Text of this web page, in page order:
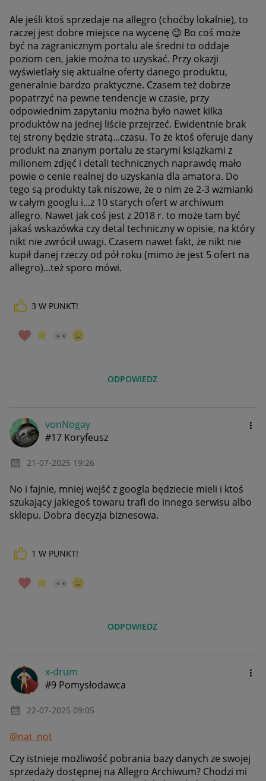
Ale jeśli ktoś sprzedaje na allegro (choćby lokalnie), to
raczej jest dobre miejsce na wycenę 😉 Bo coś może
być na zagranicznym portalu ale średni to oddaje
poziom cen, jakie można to uzyskać. Przy okazji
wyświetlały się aktualne oferty danego produktu,
generalnie bardzo praktyczne. Czasem też dobrze
popatrzyć na pewne tendencje w czasie, przy
odpowiednim zapytaniu można było nawet kilka
produktów na jednej liście przejrzeć. Ewidentnie brak
tej strony będzie stratą...czasu. To że ktoś oferuje dany
produkt na znanym portalu ze starymi książkami z
milionem zdjęć i detali technicznych naprawdę mało
powie o cenie realnej do uzyskania dla amatora. Do
tego są produkty tak niszowe, że o nim ze 2-3 wzmianki
w całym googlu i...z 10 starych ofert w archiwum
allegro. Nawet jak coś jest z 2018 r. to może tam być
jakaś wskazówka czy detal techniczny w opisie, na który
nikt nie zwrócił uwagi. Czasem nawet fakt, że nikt nie
kupił danej rzeczy od pół roku (mimo że jest 5 ofert na
allegro)...też sporo mówi.
3 W PUNKT!
ODPOWIEDZ
vonNogay
#17 Koryfeusz
‎21-07-2025 19:26
No i fajnie, mniej wejść z googla będziecie mieli i ktoś
szukający jakiegoś towaru trafi do innego serwisu albo
sklepu. Dobra decyzja biznesowa.
1 W PUNKT!
ODPOWIEDZ
x-drum
#9 Pomysłodawca
‎22-07-2025 09:05
@nat_not
Czy istnieje możliwość pobrania bazy danych ze swojej
sprzedaży dostępnej na Allegro Archiwum? Chodzi mi